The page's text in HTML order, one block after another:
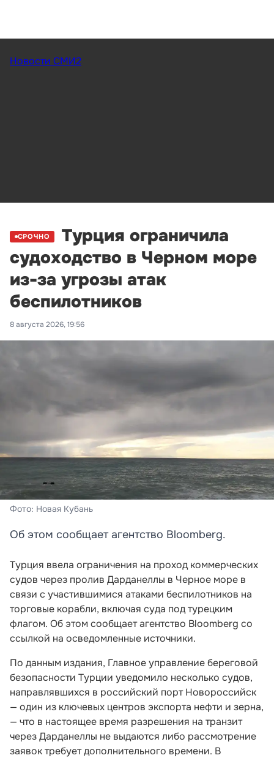
Новости СМИ2
СРОЧНО
Турция ограничила
судоходство в Черном море
из-за угрозы атак
беспилотников
8 августа 2026, 19:56
Фото: Новая Кубань
Об этом сообщает агентство Bloomberg.
Турция ввела ограничения на проход коммерческих
судов через пролив Дарданеллы в Черное море в
связи с участившимися атаками беспилотников на
торговые корабли, включая суда под турецким
флагом. Об этом сообщает агентство Bloomberg со
ссылкой на осведомленные источники.
По данным издания, Главное управление береговой
безопасности Турции уведомило несколько судов,
направлявшихся в российский порт Новороссийск
— один из ключевых центров экспорта нефти и зерна,
— что в настоящее время разрешения на транзит
через Дарданеллы не выдаются либо рассмотрение
заявок требует дополнительного времени. В